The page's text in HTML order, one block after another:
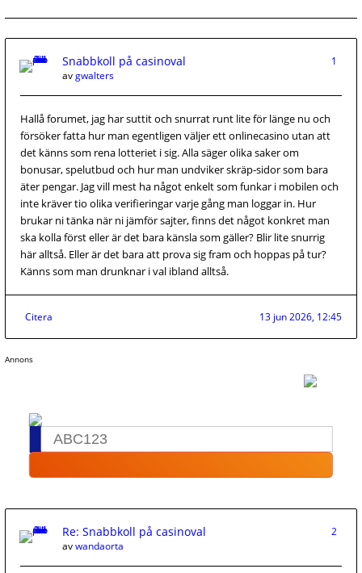
Snabbkoll på casinoval
1
avgwalters
Hallå forumet, jag har suttit och snurrat runt lite för länge nu och
försöker fatta hur man egentligen väljer ett onlinecasino utan att
det känns som rena lotteriet i sig. Alla säger olika saker om
bonusar, spelutbud och hur man undviker skräp-sidor som bara
äter pengar. Jag vill mest ha något enkelt som funkar i mobilen och
inte kräver tio olika verifieringar varje gång man loggar in. Hur
brukar ni tänka när ni jämför sajter, finns det något konkret man
ska kolla först eller är det bara känsla som gäller? Blir lite snurrig
här alltså. Eller är det bara att prova sig fram och hoppas på tur?
Känns som man drunknar i val ibland alltså.
Citera 13 jun 2026, 12:45
Annons
Re: Snabbkoll på casinoval
2
avwandaorta